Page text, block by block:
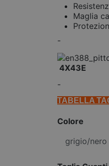
Maglia
-
4X43E
-
TABELLA
Colore